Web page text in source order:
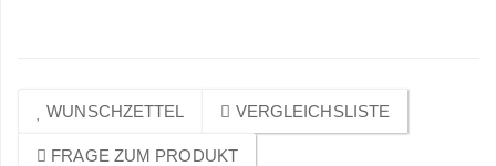
WUNSCHZETTEL VERGLEICHSLISTE
FRAGE ZUM PRODUKT